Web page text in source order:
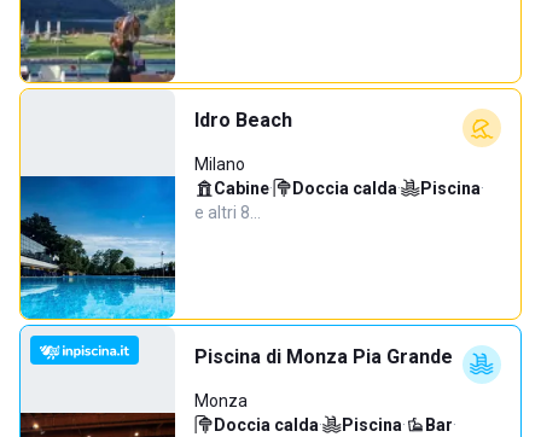
Idro Beach
Milano
Cabine· Doccia calda· Piscina·
e altri 8…
Piscina di Monza Pia Grande
Monza
Doccia calda· Piscina· Bar·